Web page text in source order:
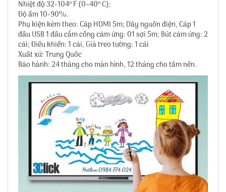
Nhiệt độ 32-104º F (0–40º C);
Độ ẩm 10-90%.
Phụ kiện kèm theo: Cáp HDMI 5m; Dây nguồn điện, Cáp 1
đầu USB 1 đầu cắm cổng cảm ứng: 01 sợi 5m; Bút cảm ứng: 2
cái; Điều khiển: 1 cái, Giá treo tường: 1 cái
Xuất xứ: Trung Quốc
Bảo hành: 24 tháng cho màn hình, 12 tháng cho tấm nền.